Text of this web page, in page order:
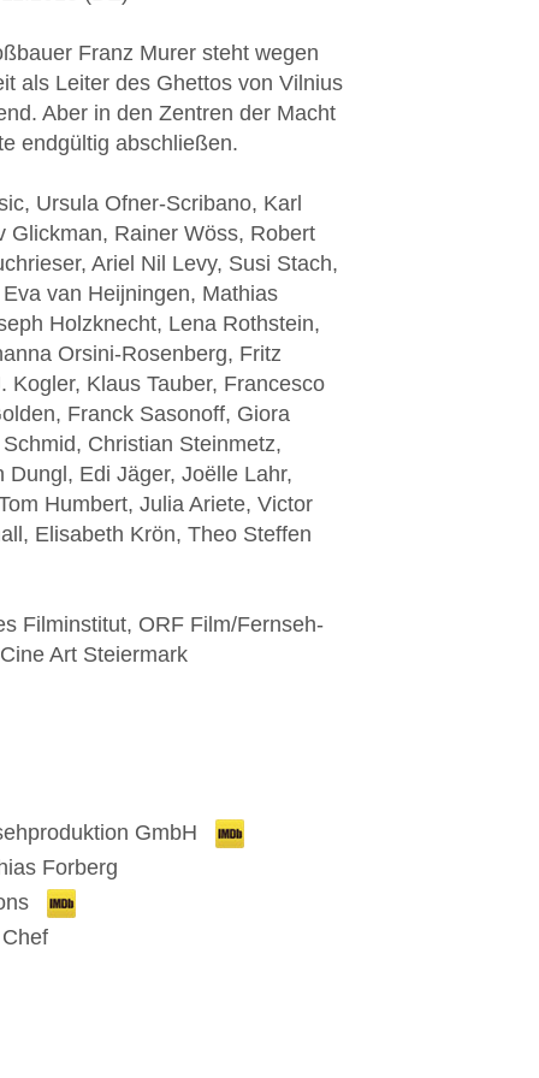
Franz Murer steht wegen
als Leiter des Ghettos von Vilnius
Aber in den Zentren der Macht
endgültig abschließen.
, Ursula Ofner-Scribano, Karl
Glickman, Rainer Wöss, Robert
Ariel Nil Levy, Susi Stach,
Eva van Heijningen, Mathias
Holzknecht, Lena Rothstein,
Orsini-Rosenberg, Fritz
Kogler, Klaus Tauber, Francesco
, Franck Sasonoff, Giora
Christian Steinmetz,
Dungl , Edi Jäger, Joëlle Lahr,
Humbert, Julia Ariete, Victor
Elisabeth Krön, Theo Steffen
Filminstitut, ORF Film/Fernseh-
Cine Art Steiermark
GmbH
Forberg